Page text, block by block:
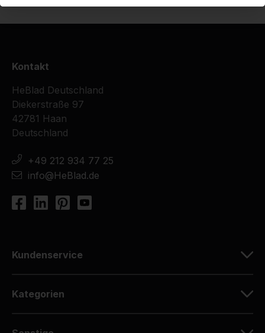
Kontakt
HeBlad Deutschland
Diekerstraße 97
42781 Haan
Deutschland
+49 212 934 77 25
info@HeBlad.de
Kundenservice
Kategorien